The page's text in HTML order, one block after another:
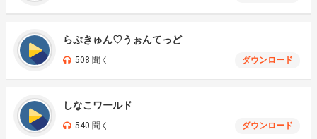
らぶきゅん♡うぉんてっど
508 聞く ダウンロード
しなこワールド
540 聞く ダウンロード